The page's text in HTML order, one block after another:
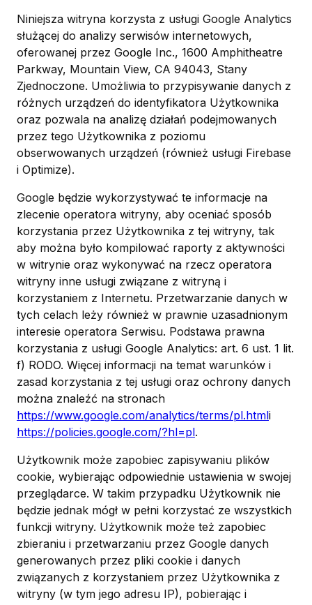
Niniejsza witryna korzysta z usługi Google Analytics
służącej do analizy serwisów internetowych,
oferowanej przez Google Inc., 1600 Amphitheatre
Parkway, Mountain View, CA 94043, Stany
Zjednoczone. Umożliwia to przypisywanie danych z
różnych urządzeń do identyfikatora Użytkownika
oraz pozwala na analizę działań podejmowanych
przez tego Użytkownika z poziomu
obserwowanych urządzeń (również usługi Firebase
i Optimize).
Google będzie wykorzystywać te informacje na
zlecenie operatora witryny, aby oceniać sposób
korzystania przez Użytkownika z tej witryny, tak
aby można było kompilować raporty z aktywności
w witrynie oraz wykonywać na rzecz operatora
witryny inne usługi związane z witryną i
korzystaniem z Internetu. Przetwarzanie danych w
tych celach leży również w prawnie uzasadnionym
interesie operatora Serwisu. Podstawa prawna
korzystania z usługi Google Analytics: art. 6 ust. 1 lit.
f) RODO. Więcej informacji na temat warunków i
zasad korzystania z tej usługi oraz ochrony danych
można znaleźć na stronach
https://www.google.com/analytics/terms/pl.htmli
https://policies.google.com/?hl=pl.
Użytkownik może zapobiec zapisywaniu plików
cookie, wybierając odpowiednie ustawienia w swojej
przeglądarce. W takim przypadku Użytkownik nie
będzie jednak mógł w pełni korzystać ze wszystkich
funkcji witryny. Użytkownik może też zapobiec
zbieraniu i przetwarzaniu przez Google danych
generowanych przez pliki cookie i danych
związanych z korzystaniem przez Użytkownika z
witryny (w tym jego adresu IP), pobierając i